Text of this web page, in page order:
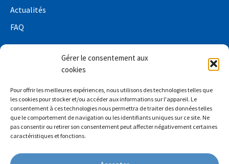
Gérer le consentement aux
cookies
Pour offrir les meilleures expériences, nous utilisons des technologies telles que
les cookies pour stocker et/ou accéder aux informations sur l'appareil. Le
consentement à ces technologies nous permettra de traiter des données telles
que le comportement de navigation ou les identifiants uniques sur ce site. Ne
pas consentir ou retirer son consentement peut affecter négativement certaines
caractéristiques et fonctions.
Actualités
FAQ
Déclaration de confidentialité relative à la collecte de
fonds
Politique relative aux cookies (UE)